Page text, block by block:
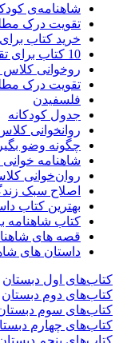
شاهنامه‌ی
تقویت درک
خرید کتاب
10 کتاب برای تقویت روخوانی و روان‌خوانی کلاس اولی‌ها
روخوانی کلاس
تقویت درک
فلسفیدن
جدول کودکانه
روانخوانی
چگونه وضو
شاهنامه
روان‌خوانی
اصلاح سبک
بهترین کتاب
کتاب شاهنامه
قصه های
داستان های
کتاب‌های اول دبستان
کتاب‌های دوم دبستان
کتاب‌های سوم
کتاب‌های چهارم
کتاب‌های پنجم